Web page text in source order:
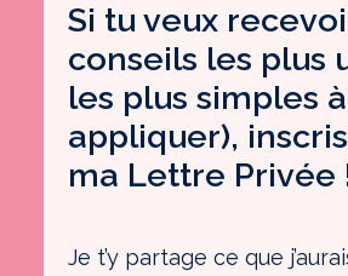
Si tu veux
conseils les plus
les plus simples à
appliquer),
ma Lettre Privée
Je t’y partage ce que